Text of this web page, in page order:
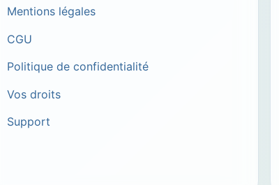
Mentions légales
CGU
Politique de confidentialité
Vos droits
Support